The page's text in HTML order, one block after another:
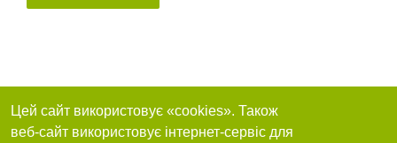
Цей сайт використовує «cookies». Також
веб-сайт використовує інтернет-сервіс для